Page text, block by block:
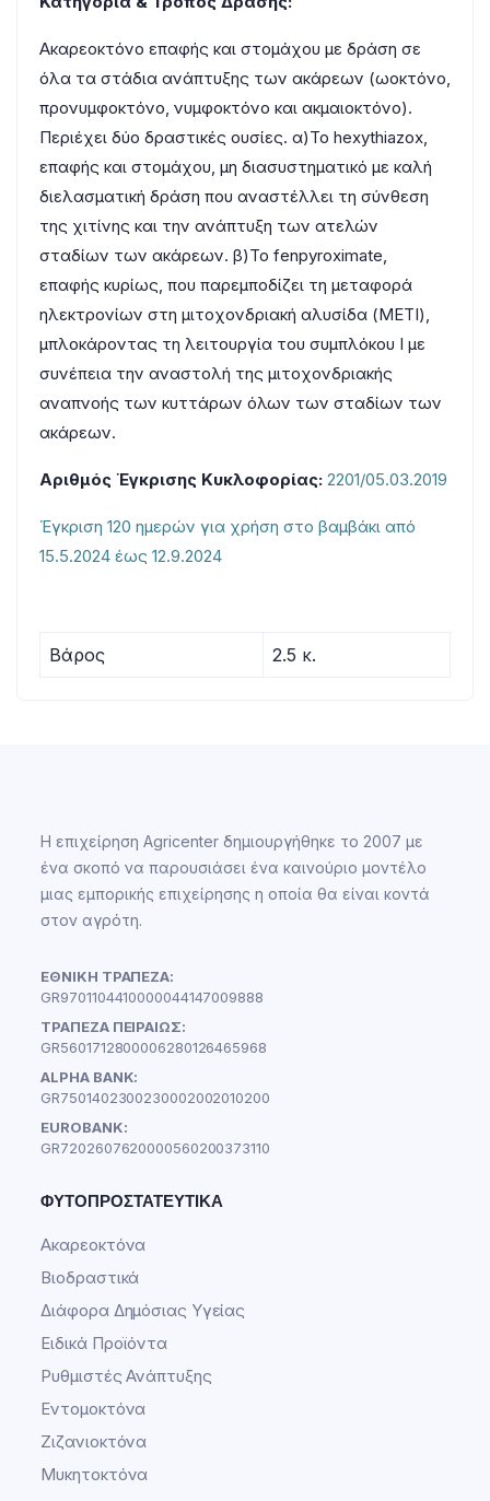
Ακαρεοκτόνο επαφής και στομάχου με δράση σε
όλα τα στάδια ανάπτυξης των ακάρεων (ωοκτόνο,
προνυμφοκτόνο, νυμφοκτόνο και ακμαιοκτόνο).
Περιέχει δύο δραστικές ουσίες. α)Το hexythiazox,
επαφής και στομάχου, μη διασυστηματικό με καλή
διελασματική δράση που αναστέλλει τη σύνθεση
της χιτίνης και την ανάπτυξη των ατελών
σταδίων των ακάρεων. β)Το fenpyroximate,
επαφής κυρίως, που παρεμποδίζει τη μεταφορά
ηλεκτρονίων στη μιτοχονδριακή αλυσίδα (METI),
μπλοκάροντας τη λειτουργία του συμπλόκου Ι με
συνέπεια την αναστολή της μιτοχονδριακής
αναπνοής των κυττάρων όλων των σταδίων των
ακάρεων.
Αριθμός Έγκρισης Κυκλοφορίας: 2201/05.03.2019
Έγκριση 120 ημερών για χρήση στο βαμβάκι από
15.5.2024 έως 12.9.2024
Βάρος 2.5 κ.
Η επιχείρηση Agricenter δημιουργήθηκε το 2007 με
ένα σκοπό να παρουσιάσει ένα καινούριο μοντέλο
μιας εμπορικής επιχείρησης η οποία θα είναι κοντά
στον αγρότη.
ΕΘΝΙΚΗ ΤΡΑΠΕΖΑ:
GR9701104410000044147009888
ΤΡΑΠΕΖΑ ΠΕΙΡΑΙΩΣ:
GR5601712800006280126465968
ALPHA BANK:
GR7501402300230002002010200
EUROBANK:
GR7202607620000560200373110
ΦΥΤΟΠΡΟΣΤΑΤΕΥΤΙΚΆ
Ακαρεοκτόνα
Βιοδραστικά
Διάφορα Δημόσιας Υγείας
Ειδικά Προϊόντα
Ρυθμιστές Ανάπτυξης
Εντομοκτόνα
Ζιζανιοκτόνα
Μυκητοκτόνα